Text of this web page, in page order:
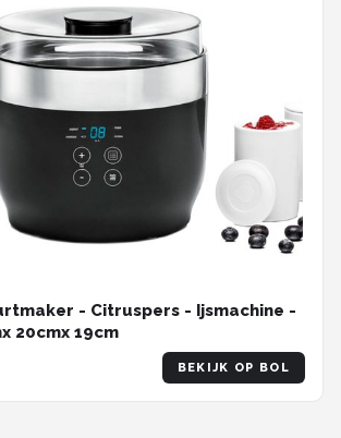
- Citruspers - Ijsmachine -
20cmx 19cm
BEKIJK OP BOL